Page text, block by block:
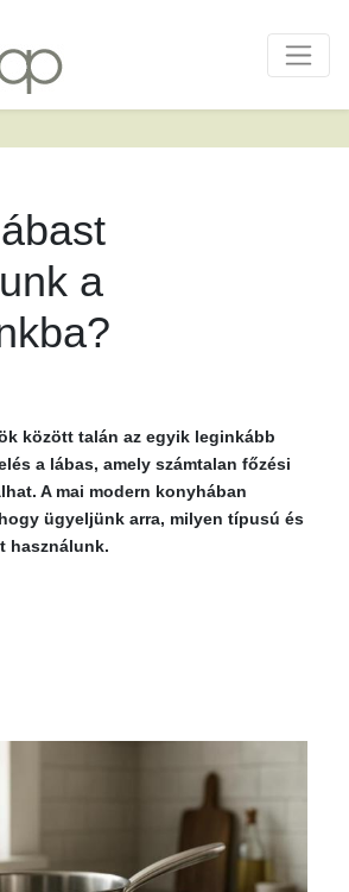
a
között talán az egyik leginkább
a lábas, amely számtalan főzési
A mai modern konyhában
ügyeljünk arra, milyen típusú és
használunk.